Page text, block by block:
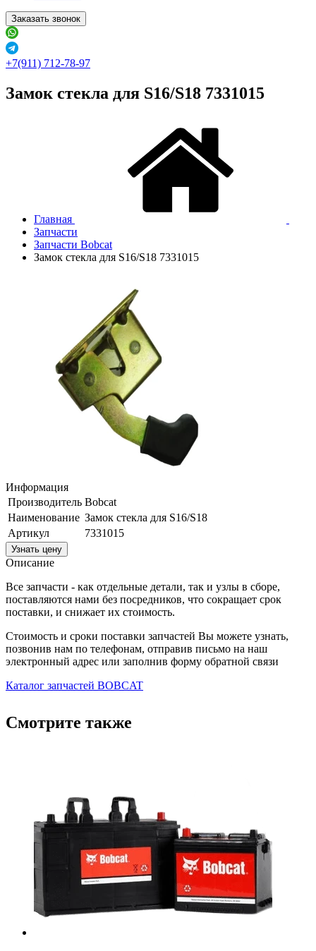
Заказать звонок
+7(911) 712-78-97
Замок стекла для S16/S18 7331015
Главная
Запчасти
Запчасти Bobcat
Замок стекла для S16/S18 7331015
Информация
Производитель Bobcat
Наименование Замок стекла для S16/S18
Артикул
7331015
Узнать цену
Описание
Все запчасти - как отдельные детали, так и узлы в сборе,
поставляются нами без посредников, что сокращает срок
поставки, и снижает их стоимость.
Стоимость и сроки поставки запчастей Вы можете узнать,
позвонив нам по телефонам, отправив письмо на наш
электронный адрес или заполнив форму обратной связи
Каталог запчастей BOBCAT
Смотрите также